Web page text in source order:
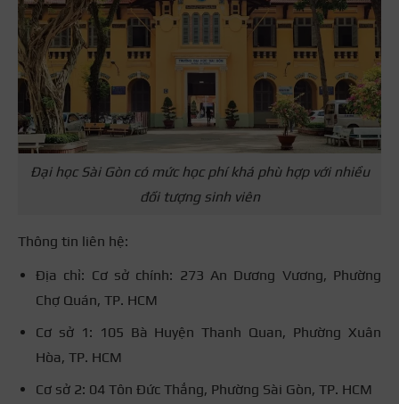
Đại học Sài Gòn có mức học phí khá phù hợp với nhiều
đối tượng sinh viên
Thông tin liên hệ:
Địa chỉ: Cơ sở chính: 273 An Dương Vương, Phường
Chợ Quán, TP. HCM
Cơ sở 1: 105 Bà Huyện Thanh Quan, Phường Xuân
Hòa, TP. HCM
Cơ sở 2: 04 Tôn Đức Thắng, Phường Sài Gòn, TP. HCM